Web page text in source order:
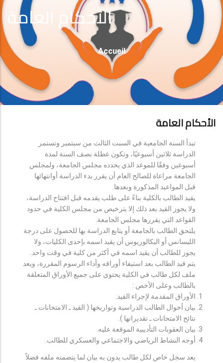
الأحكام العامة
Fil
D'Ariane
Accueil
الأحكام العامة
تبدأ السنة الجامعية في السبت الثالث من سبتمبر وتستمر
الدراسة ثلاثين أسبوعيًا، وتكون عطلة نصف السنة لمدة
أسبوعين وفقًا للموعد الذي يحدده مجلس الجامعة، ولمجلس
الجامعة مراعاة للصالح العام أن يقرر بدء الدراسة أوانتهائها
قبل المواعيد المذكورة وبعدها.
يقيد الطالب بالكلية بناءً على طلب يقدمه قبل افتتاح الدراسة،
ولا يجوز القيد بعد ذلك إلا بترخيص من مجلس الكلية في حدود
القواعد التي يقررها مجلس الجامعة.
يلتحق الطالب بالجامعة أو يتابع الدراسة بها للحصول على درجة
الليسانس أو البكالوريوس أن يقيد اسمه بإحدى الكليات، ولا
يجوز للطالب أن يقيد اسمه في أكثر من كلية في وقت واحد.
يتم قيد الطالب بعد استيفاء أوراقه وأداء الرسوم المقررة، ويعد
ملف لكل طالب في الكلية يحتوي على جميع الأوراق المتعلقة
بالطالب وعلى الأخص :
الأوراق المقدمة لإجراء القيد.
بيان أحوال الطالب الدراسية وتواريخها ( القيد ـ الامتحانات ـ
نتائح الامتحانات ـ تقديراتها ).
بيان العقوبات التأديبية الموقعة عليه.
أوجه النشاط الرياضي والاجتماعي والعسكري للطالب.
يعد سجل خاص لكل طالب يدون به بيان لما يتضمنه ملفه فضلاً